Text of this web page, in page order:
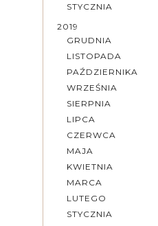
STYCZNIA
2019
GRUDNIA
LISTOPADA
PAŹDZIERNIKA
WRZEŚNIA
SIERPNIA
LIPCA
CZERWCA
MAJA
KWIETNIA
MARCA
LUTEGO
STYCZNIA